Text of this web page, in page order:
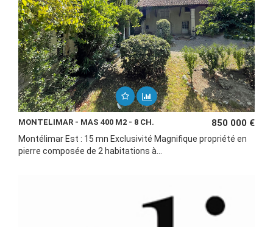
MONTELIMAR - MAS 400 M2 - 8 CH. 850 000 €
Montélimar Est : 15 mn Exclusivité Magnifique propriété en
pierre composée de 2 habitations à...